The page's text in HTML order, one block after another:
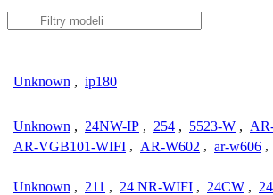
Unknown , ip180
Unknown , 24NW-IP , 254 , 5523-W ,
AR-VGB101-WIFI , AR-W602 , ar-w606 ,
Unknown , 211 , 24 NR-WIFI , 24CW ,